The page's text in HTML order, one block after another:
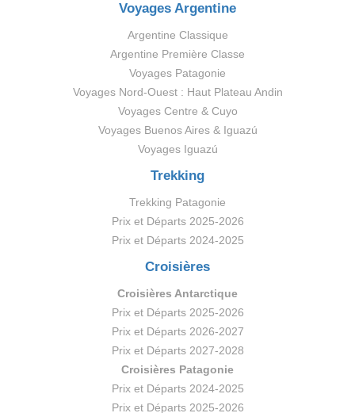
Voyages Argentine
Argentine Classique
Argentine Première Classe
Voyages Patagonie
Voyages Nord-Ouest : Haut Plateau Andin
Voyages Centre & Cuyo
Voyages Buenos Aires & Iguazú
Voyages Iguazú
Trekking
Trekking Patagonie
Prix et Départs 2025-2026
Prix et Départs 2024-2025
Croisières
Croisières Antarctique
Prix et Départs 2025-2026
Prix et Départs 2026-2027
Prix et Départs 2027-2028
Croisières Patagonie
Prix et Départs 2024-2025
Prix et Départs 2025-2026